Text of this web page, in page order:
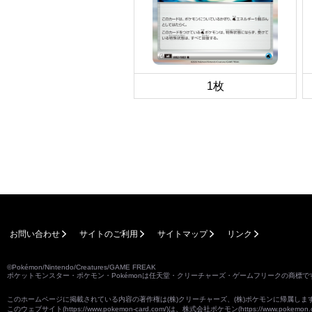
1枚
お問い合わせ サイトのご利用 サイトマップ リンク
©Pokémon/Nintendo/Creatures/GAME FREAK
ポケットモンスター・ポケモン・Pokémonは任天堂・クリーチャーズ・ゲームフリークの商標で
このホームページに掲載されている内容の著作権は(株)クリーチャーズ、(株)ポケモンに帰属し
このウェブサイト(https://www.pokemon-card.com/)は、株式会社ポケモン(https://